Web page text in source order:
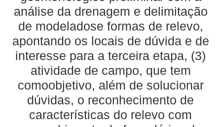
análise da drenagem e delimitação
de modeladose formas de relevo,
apontando os locais de dúvida e de
interesse para a terceira etapa, (3)
atividade de campo, que tem
comoobjetivo, além de solucionar
dúvidas, o reconhecimento de
características do relevo com